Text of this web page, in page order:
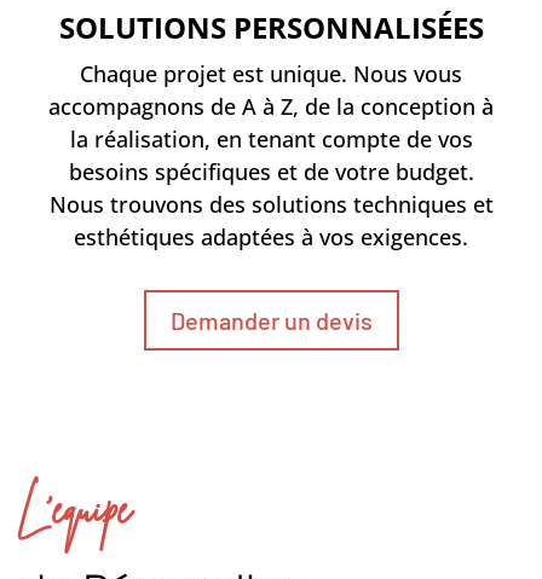
SOLUTIONS PERSONNALISÉES
Chaque projet est unique. Nous vous
accompagnons de A à Z, de la conception à
la réalisation, en tenant compte de vos
besoins spécifiques et de votre budget.
Nous trouvons des solutions techniques et
esthétiques adaptées à vos exigences.
Demander un devis
L’équipe